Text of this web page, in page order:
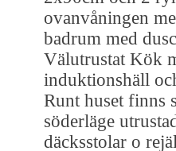
ovanvåningen
badrum med
Välutrustat Kök
induktionshäll
Runt huset finns
söderläge
däcksstolar o